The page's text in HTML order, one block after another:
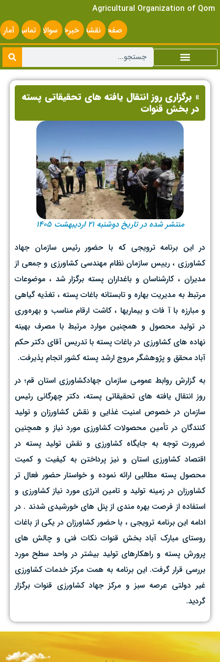
Agricultural Organization of Qom
صفحه
اصلی
نقشه
سایت
خبرخوانسوالات
متداول
تماس
با ما
آمار
» برگزاری روز انتقال یافته های تحقیقاتی پسته
در بخش قنوات
منتشر شده در تاریخ دوشنبه ۲۱ اردیبهشت ۱۴۰۵
در این برنامه ترویجی که با حضور رئیس سازمان جهاد
کشاورزی ، رییس سازمان نظام مهندسی کشاورزی و جمعی از
مدیران ، کارشناسان و باغداران پسته برگزار شد ، موضوعات
مرتبط به مدیریت بهاره و تابستانه باغات پسته ، تغذیه گیاهی
و مبارزه با آ فات و بیماریها ، کاشت ارقام مناسب و بهره‌وری
در تولید محصول و همچنین موارد مرتبط با مصرف بهینه
نهاده های کشاورزی در باغات پسته با تدریس آقای دکتر حکم
آباد محقق و پژوهشگر مروج ارشد پسته کشور انجام پذیرفت.
به گزارش روابط عمومی سازمان جهادکشاورزی استان قم؛ در
روز انتقال یافته های تحقیقاتی پسته، دکتر چهرگانی رئیس
سازمان در خصوص امنیت غذایی و نقش کشاورزان و تولید
کنندگان در تأمین محصولات کشاورزی مورد نیاز و همچنین
ضرورت توجه به جایگاه کشاورزی و نقش تولید پسته در
اقتصاد کشاورزی استان و نیز پرداختن به کیفیت و کمیت
محصول پسته مطالبی ارائه نموده و خواستار حضور فعال تر
کشاورزان در زمینه تولید و تامین انرژی مورد نیاز کشاورزی و
استفاده از فرصت بهره مندی از پنل های خورشیدی شدند . در
ادامه این برنامه ترویجی ، با حضور کشاورزان در یکی از باغات
روستای مبارک آباد بخش قنوات نکات فنی و چالش های
پرورش پسته و راهکارهای تولید بیشتر در واحد سطح مورد
بررسی قرار گرفت. این برنامه به همت مرکز خدمات کشاورزی
غیر دولتی عرصه سبز و مرکز جهاد کشاورزی قنوات برگزار
گردید.